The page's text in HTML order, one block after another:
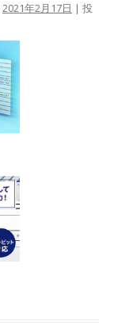
2021年2月17日 | 投